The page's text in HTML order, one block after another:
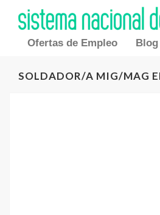
Ofertas de Empleo Blog
SOLDADOR/A MIG/MAG